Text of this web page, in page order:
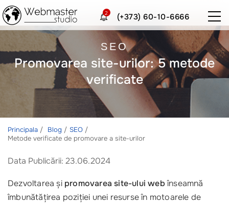
(+373) 60-10-6666
2
SEO
Promovarea site-urilor: 5 metode
verificate
Principala Blog
SEO
Metode verificate de promovare a site-urilor
Data Publicării: 23.06.2024
Dezvoltarea și promovarea site-ului webînseamnă
îmbunătățirea poziției unei resurse în motoarele de